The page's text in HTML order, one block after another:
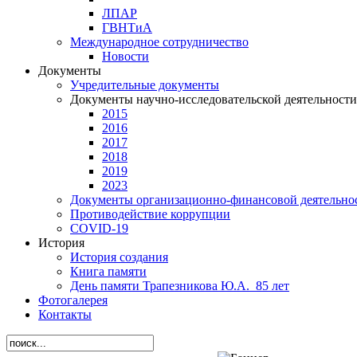
ЛПАР
ГВНТиА
Международное сотрудничество
Новости
Документы
Учредительные документы
Документы научно-исследовательской деятельности
2015
2016
2017
2018
2019
2023
Документы организационно-финансовой
Противодействие коррупции
СОVID-19
История
История создания
Книга памяти
День памяти Трапезникова Ю.А._85 лет
Фотогалерея
Контакты